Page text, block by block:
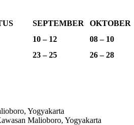
SEPTEMBER
OKTOBER
10 – 12
08 – 10
23 – 25 26 – 28
Yogyakarta
Malioboro, Yogyakarta